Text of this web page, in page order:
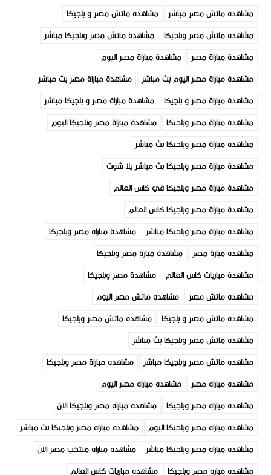
مشاهدة ماتش مصر مباشر
مشاهدة ماتش مصر و بلجيكا
مشاهدة ماتش مصر وبلجيكا
مشاهدة ماتش مصر وبلجيكا مباشر
مشاهدة مباراة مصر
مشاهدة مباراة مصر اليوم
مشاهدة مباراة مصر اليوم بث مباشر
مشاهدة مباراة مصر بث مباشر
مشاهدة مباراة مصر و بلجيكا
مشاهدة مباراة مصر و بلجيكا مباشر
مشاهدة مباراة مصر وبلجيكا
مشاهدة مباراة مصر وبلجيكا اليوم
مشاهدة مباراة مصر وبلجيكا بث مباشر
مشاهدة مباراة مصر وبلجيكا بث مباشر يلا شوت
مشاهدة مباراة مصر وبلجيكا في كاس العالم
مشاهدة مباراة مصر وبلجيكا كاس العالم
مشاهدة مباراة مصر وبلجيكا مباشر
مشاهدة مباراه مصر وبلجيكا
مشاهدة مبارة مصر
مشاهدة مبارة مصر وبلجيكا
مشاهدة مباريات كاس العالم
مشاهدة مصر وبلجيكا
مشاهده ماتش مصر
مشاهده ماتش مصر اليوم
مشاهده ماتش مصر و بلجيكا
مشاهده ماتش مصر وبلجيكا
مشاهده ماتش مصر وبلجيكا بث مباشر
مشاهده ماتش مصر وبلجيكا مباشر
مشاهده مباراة مصر وبلجيكا
مشاهده مباراه مصر
مشاهده مباراه مصر اليوم
مشاهده مباراه مصر وبلجيكا
مشاهده مباراه مصر وبلجيكا الان
مشاهده مباراه مصر وبلجيكا اليوم
مشاهده مباراه مصر وبلجيكا بث مباشر
مشاهده مباراه مصر وبلجيكا مباشر
مشاهده مباراه منتخب مصر الان
مشاهده مباره مصر وبلجيكا
مشاهده مباريات كاس العالم